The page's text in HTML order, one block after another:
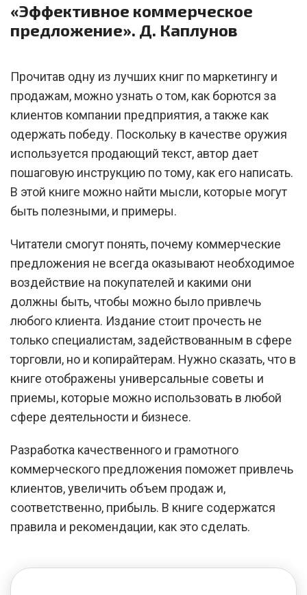
«Эффективное коммерческое
предложение». Д. Каплунов
Прочитав одну из лучших книг по маркетингу и
продажам, можно узнать о том, как борются за
клиентов компании предприятия, а также как
одержать победу. Поскольку в качестве оружия
используется продающий текст, автор дает
пошаговую инструкцию по тому, как его написать.
В этой книге можно найти мысли, которые могут
быть полезными, и примеры.
Читатели смогут понять, почему коммерческие
предложения не всегда оказывают необходимое
воздействие на покупателей и какими они
должны быть, чтобы можно было привлечь
любого клиента. Издание стоит прочесть не
только специалистам, задействованным в сфере
торговли, но и копирайтерам. Нужно сказать, что в
книге отображены универсальные советы и
приемы, которые можно использовать в любой
сфере деятельности и бизнесе.
Разработка качественного и грамотного
коммерческого предложения поможет привлечь
клиентов, увеличить объем продаж и,
соответственно, прибыль. В книге содержатся
правила и рекомендации, как это сделать.